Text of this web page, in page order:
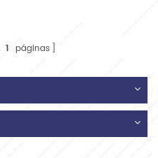
1 páginas